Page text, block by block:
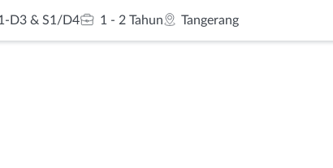
D3 & S1/D4 1 - 2 Tahun Tangerang